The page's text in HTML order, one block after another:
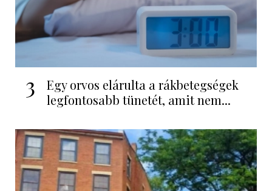
3
Egy orvos elárulta a rákbetegségek
legfontosabb tünetét, amit nem...